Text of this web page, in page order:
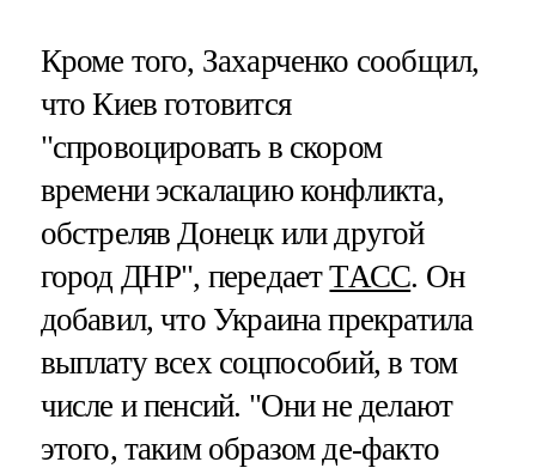
Кроме того, Захарченко сообщил,
что Киев готовится
"спровоцировать в скором
времени эскалацию конфликта,
обстреляв Донецк или другой
город ДНР", передаетТАСС. Он
добавил, что Украина прекратила
выплату всех соцпособий, в том
числе и пенсий. "Они не делают
этого, таким образом де-факто